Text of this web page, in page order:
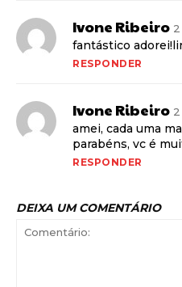
Ivone Ribeiro
fantástico
RESPONDER
Ivone Ribeiro
amei, cada uma
parabéns, vc é
RESPONDER
DEIXA UM COMENTÁRIO